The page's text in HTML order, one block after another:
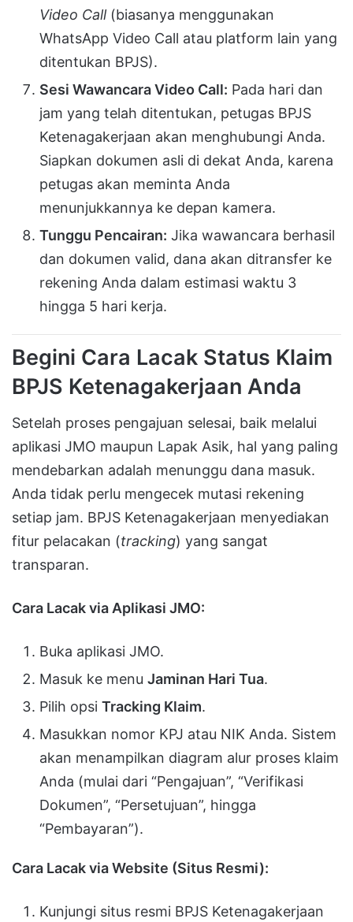
Video Call(biasanya menggunakan
WhatsApp Video Call atau platform lain yang
ditentukan BPJS).
Sesi Wawancara Video Call: Pada hari dan
jam yang telah ditentukan, petugas BPJS
Ketenagakerjaan akan menghubungi Anda.
Siapkan dokumen asli di dekat Anda, karena
petugas akan meminta Anda
menunjukkannya ke depan kamera.
Tunggu Pencairan: Jika wawancara berhasil
dan dokumen valid, dana akan ditransfer ke
rekening Anda dalam estimasi waktu 3
hingga 5 hari kerja.
Begini Cara Lacak Status Klaim
BPJS Ketenagakerjaan Anda
Setelah proses pengajuan selesai, baik melalui
aplikasi JMO maupun Lapak Asik, hal yang paling
mendebarkan adalah menunggu dana masuk.
Anda tidak perlu mengecek mutasi rekening
setiap jam. BPJS Ketenagakerjaan menyediakan
fitur pelacakan (tracking) yang sangat
transparan.
Cara Lacak via Aplikasi JMO:
Buka aplikasi JMO.
Masuk ke menu Jaminan Hari Tua.
Pilih opsi Tracking Klaim.
Masukkan nomor KPJ atau NIK Anda. Sistem
akan menampilkan diagram alur proses klaim
Anda (mulai dari “Pengajuan”, “Verifikasi
Dokumen”, “Persetujuan”, hingga
“Pembayaran”).
Cara Lacak via Website (Situs Resmi):
Kunjungi situs resmi BPJS Ketenagakerjaan